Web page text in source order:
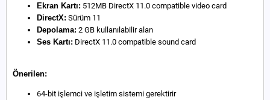
Ekran Kartı: 512MB DirectX 11.0 compatible video card
DirectX: Sürüm 11
Depolama: 2 GB kullanılabilir alan
Ses Kartı: DirectX 11.0 compatible sound card
Önerilen:
64-bit işlemci ve işletim sistemi gerektirir